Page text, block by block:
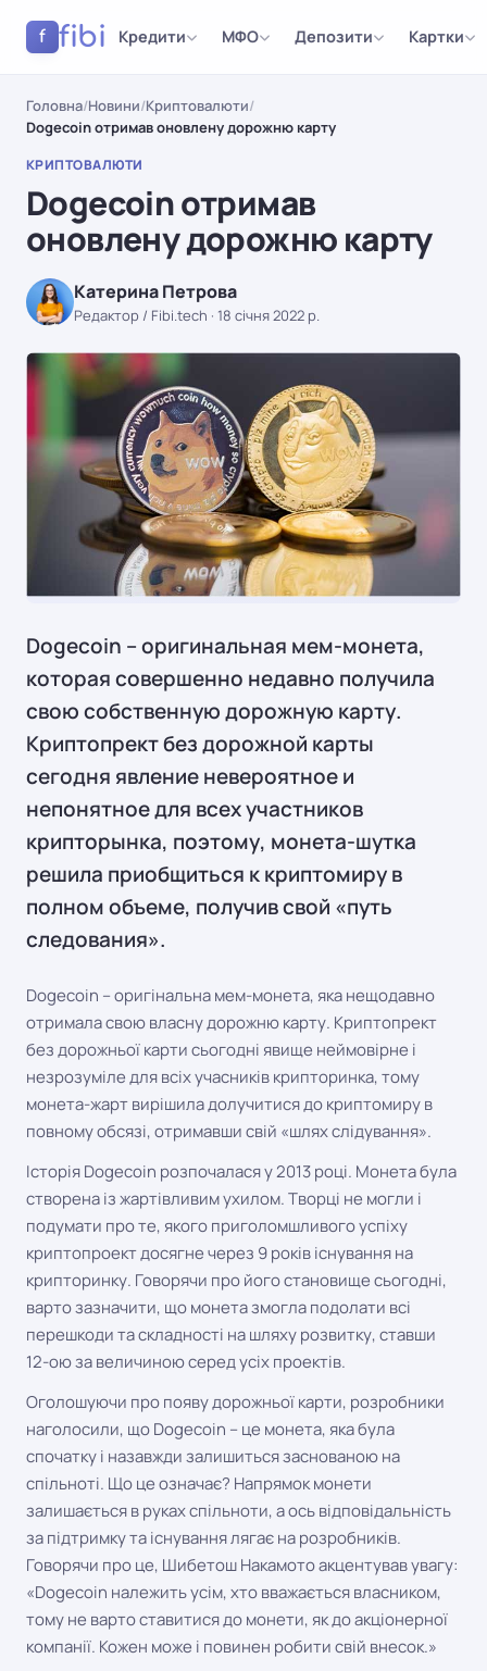
f fibi Кредити МФО Депозити Картки
Головна/Новини/Криптовалюти/
Dogecoin отримав оновлену дорожню карту
КРИПТОВАЛЮТИ
Dogecoin отримав
оновлену дорожню карту
Катерина Петрова
Редактор / Fibi.tech · 18 січня 2022 р.
КРИПТОВАЛЮТИ
Dogecoin – оригинальная мем-монета,
которая совершенно недавно получила
свою собственную дорожную карту.
Криптопрект без дорожной карты
сегодня явление невероятное и
непонятное для всех участников
крипторынка, поэтому, монета-шутка
решила приобщиться к криптомиру в
полном объеме, получив свой «путь
следования».
Dogecoin – оригінальна мем-монета, яка нещодавно
отримала свою власну дорожню карту. Криптопрект
без дорожньої карти сьогодні явище неймовірне і
незрозуміле для всіх учасників крипторинка, тому
монета-жарт вирішила долучитися до криптомиру в
повному обсязі, отримавши свій «шлях слідування».
Історія Dogecoin розпочалася у 2013 році. Монета була
створена із жартівливим ухилом. Творці не могли і
подумати про те, якого приголомшливого успіху
криптопроект досягне через 9 років існування на
крипторинку. Говорячи про його становище сьогодні,
варто зазначити, що монета змогла подолати всі
перешкоди та складності на шляху розвитку, ставши
12-ою за величиною серед усіх проектів.
Оголошуючи про появу дорожньої карти, розробники
наголосили, що Dogecoin – це монета, яка була
спочатку і назавжди залишиться заснованою на
спільноті. Що це означає? Напрямок монети
залишається в руках спільноти, а ось відповідальність
за підтримку та існування лягає на розробників.
Говорячи про це, Шибетош Накамото акцентував увагу:
«Dogecoin належить усім, хто вважається власником,
тому не варто ставитися до монети, як до акціонерної
компанії. Кожен може і повинен робити свій внесок.»